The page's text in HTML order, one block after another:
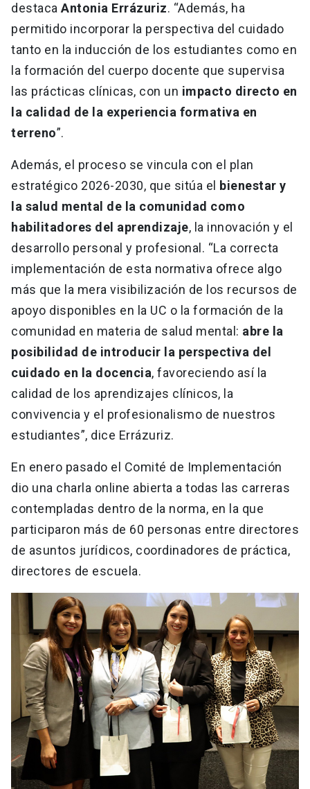
destaca Antonia Errázuriz. “Además, ha
permitido incorporar la perspectiva del cuidado
tanto en la inducción de los estudiantes como en
la formación del cuerpo docente que supervisa
las prácticas clínicas, con un impacto directo en
la calidad de la experiencia formativa en
terreno”.
Además, el proceso se vincula con el plan
estratégico 2026-2030, que sitúa el
bienestar y
la salud mental de la comunidad como
habilitadores del aprendizaje, la innovación y el
desarrollo personal y profesional. “La correcta
implementación de esta normativa ofrece algo
más que la mera visibilización de los recursos de
apoyo disponibles en la UC o la formación de la
comunidad en materia de salud mental: abre la
posibilidad de introducir la perspectiva del
cuidado en la docencia, favoreciendo así la
calidad de los aprendizajes clínicos, la
convivencia y el profesionalismo de nuestros
estudiantes”, dice Errázuriz.
En enero pasado el Comité de Implementación
dio una charla online abierta a todas las carreras
contempladas dentro de la norma, en la que
participaron más de 60 personas entre directores
de asuntos jurídicos, coordinadores de práctica,
directores de escuela.